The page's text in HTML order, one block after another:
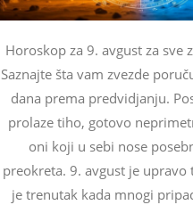
Horoskop za 9. avgust za sve
Saznajte šta vam zvezde
dana prema predvidjanju.
prolaze tiho, gotovo
oni koji u sebi nose
preokreta. 9. avgust je upravo
je trenutak kada mnogi